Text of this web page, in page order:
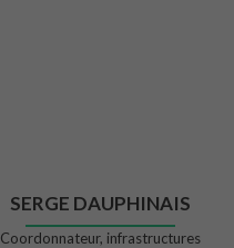
SERGE DAUPHINAIS
Coordonnateur, infrastructures